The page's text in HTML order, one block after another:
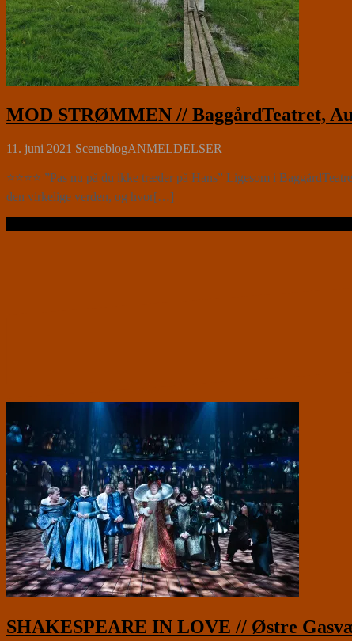
MOD STRØMMEN // BaggårdTeatret,
11. juni 2021 SceneblogANMELDELSER
⭐⭐⭐⭐ ”Pas nu på du ikke træder på Hans” Ligesom i
den virkelige verden, og hvor[…]
SHAKESPEARE IN LOVE // Østre